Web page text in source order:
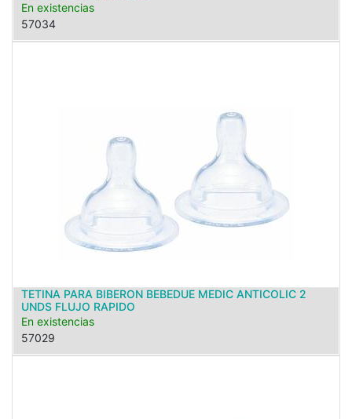
En existencias
57034
TETINA PARA BIBERON BEBEDUE MEDIC ANTICOLIC 2
UNDS FLUJO RAPIDO
En existencias
57029